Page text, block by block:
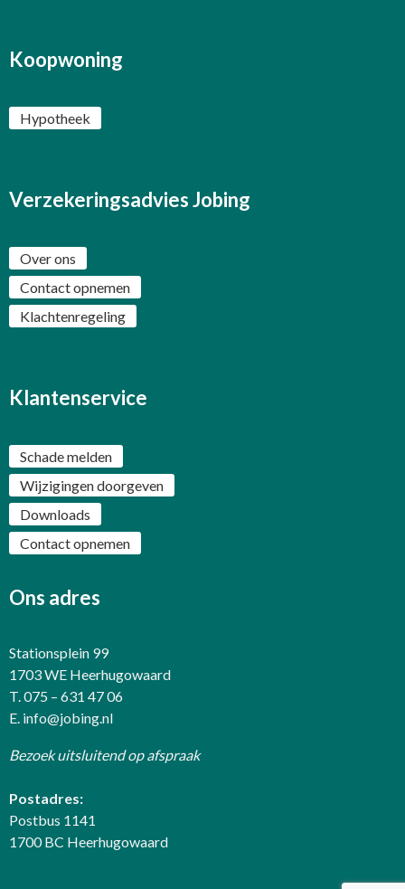
Koopwoning
Hypotheek
Verzekeringsadvies Jobing
Over ons
Contact opnemen
Klachtenregeling
Klantenservice
Schade melden
Wijzigingen doorgeven
Downloads
Contact opnemen
Ons adres
Stationsplein 99
1703 WE Heerhugowaard
T. 075 – 631 47 06
E. info@jobing.nl
Bezoek uitsluitend op afspraak
Postadres:
Postbus 1141
1700 BC Heerhugowaard